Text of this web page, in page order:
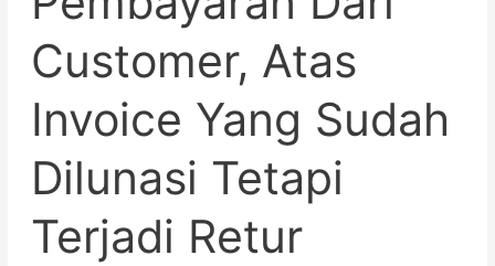
Customer, Atas
Invoice Yang Sudah
Dilunasi Tetapi
Terjadi Retur
Invoice
Yang
Sudah
Tetapi
Retur
Penjualan
–
Accurate